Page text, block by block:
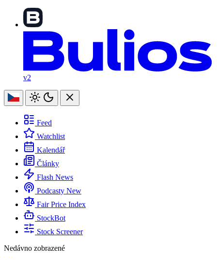
v2
Feed
Watchlist
Kalendář
Články
Flash News
Podcasty New
Fair Price Index
StockBot
Stock Screener
Nedávno zobrazené